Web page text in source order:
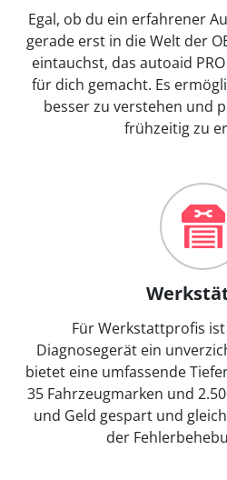
Egal, ob du ein erfahrener
gerade erst in die Welt der
eintauchst, das autoaid
für dich gemacht. Es
besser zu verstehen und
frühzeitig zu
Für Werkstattprofis
Diagnosegerät ein
bietet eine umfassende
35 Fahrzeugmarken und
und Geld gespart und
der